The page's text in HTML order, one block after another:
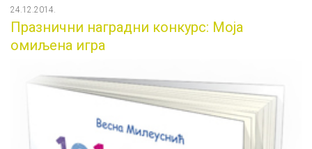
24.12.2014.
Празнични наградни конкурс: Моја
омиљена игра